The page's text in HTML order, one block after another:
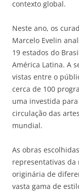
contexto global.
Neste ano, os
Marcelo Evelin
19 estados do
América Latina. A
vistas entre o
cerca de 100
uma investida
circulação das
mundial.
As obras
representativas
originária de
vasta gama de